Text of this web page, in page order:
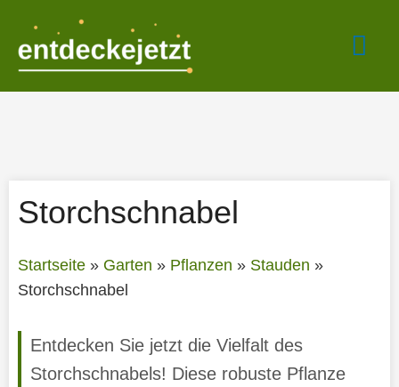
springen
Storchschnabel
Startseite» Garten » Pflanzen » Stauden »
Storchschnabel
Entdecken Sie jetzt die Vielfalt des
Storchschnabels! Diese robuste Pflanze